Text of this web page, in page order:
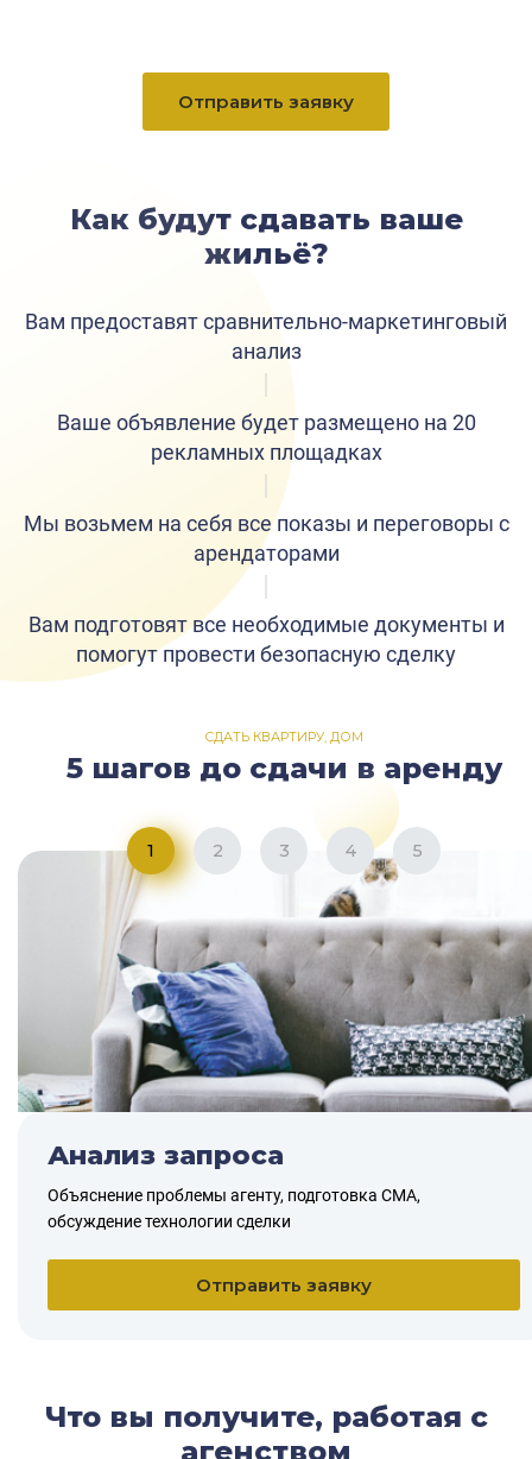
Отправить заявку
Как будут сдавать ваше
жильё?
Вам предоставят сравнительно-маркетинговый
анализ
Ваше объявление будет размещено на 20
рекламных площадках
Мы возьмем на себя все показы и переговоры с
арендаторами
Вам подготовят все необходимые документы и
помогут провести безопасную сделку
СДАТЬ КВАРТИРУ, ДОМ
5 шагов до сдачи в аренду
Анализ запроса
Объяснение проблемы агенту, подготовка СМА,
обсуждение технологии сделки
Отправить заявку
1 2 3 4 5
Что вы получите, работая с
агенством